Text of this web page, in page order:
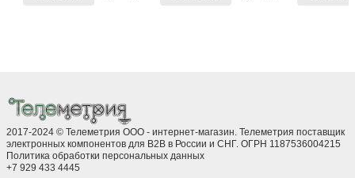
2017-2024 © Телеметрия ООО - интернет-магазин. Телеметрия поставщик
электронных компонентов для B2B в России и СНГ. ОГРН 1187536004215
Политика обработки персональных данных
+7 929 433 4445